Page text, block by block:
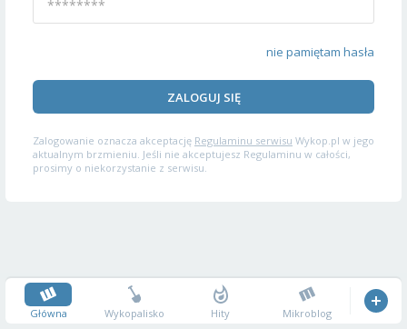
nie pamiętam hasła
ZALOGUJ SIĘ
Zalogowanie oznacza akceptację Regulaminu serwisu Wykop.pl w jego
aktualnym brzmieniu. Jeśli nie akceptujesz Regulaminu w całości,
prosimy o niekorzystanie z serwisu.
Główna Wykopalisko Hity Mikroblog